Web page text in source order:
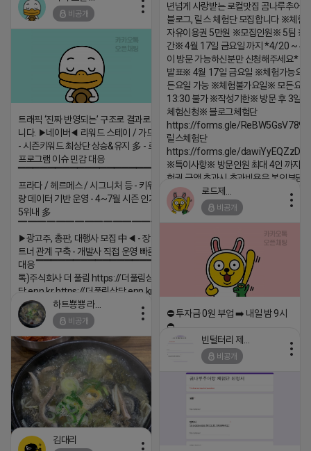
년넘게 사랑받는 로컬맛집 곰나루추어
블로그, 릴스 체험단 모집합니다 ※체험
자유이용권 5만원 ※모집인원※ 5팀 ※
간※ 4월 17일 금요일 까지 *4/20 ~ 4/
이 방문 가능하신분만 신청해주세요* ※
발표※ 4월 17일 금요일 ※체험가능요
든요일 가능 ※체험불가요일※ 모든요
13:30 불가 ※작성기한※ 방문 후 3일
체험신청※ 블로그체험단
https://forms.gle/
릴스체험단
https://forms.gle/
※특이사항※ 방문인원 최대 4인 까지
험권 금액 초과시 초과비용은 본인부담
2026-04-18 17:12
2026-04-18 17:05
비공개
트래픽 ‘진짜 반영되는’ 구조로 결과로 보여드립
니다. ▶네이버◀ 리워드 스테이 / 가드 / 자몽 등
- 시즌키워드 최상단 상승&유지 多 - 로직변화,
프로그램 이슈 민감 대응
▔▔▔▔▔▔▔▔▔▔▔▔▔▔▔▔▔▔ ▶쿠팡◀
프라다 / 헤르메스 / 시그니처 등 - 키워드 검색
량 데이터 기반 운영 - 4~7월 시즌 인기 키워드
5위내 多
▔▔▔▔▔▔▔▔▔▔▔▔▔▔▔▔▔▔
▶광고주, 총판, 대행사 모집 中◀ - 장기 협업 파
트너 관계 구축 - 개발사 직접 운영 빠른 피드백
대응 ▔▔▔▔▔▔▔▔▔▔▔▔▔▔▔▔▔▔ (카
톡)주식회사 더 풀림 https://더풀림상
담.enn.kr https://더풀림상담.enn.kr
2026-04-18 17:26
비공개
⛔️ 투자금 0원 부업 ➡️ 내일 밤 9시
⛔️
2026-04-18 17:23
하트뿅뿅 라이언
비공개
비공개
김대리